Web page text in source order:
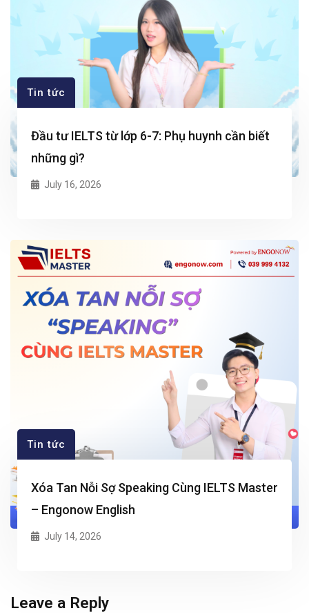
Tin tức
Đầu tư IELTS từ lớp 6-7: Phụ huynh cần biết
những gì?
July 16, 2026
Tin tức
Xóa Tan Nỗi Sợ Speaking Cùng IELTS Master
– Engonow English
July 14, 2026
Leave a Reply